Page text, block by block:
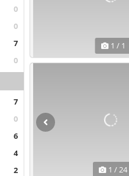
0
0
7
0
7
0
6
4
2
1 / 1
1 / 24